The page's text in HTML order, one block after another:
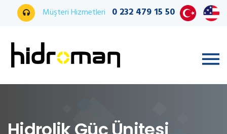
Müşteri Hizmetleri 0 232 479 15 50